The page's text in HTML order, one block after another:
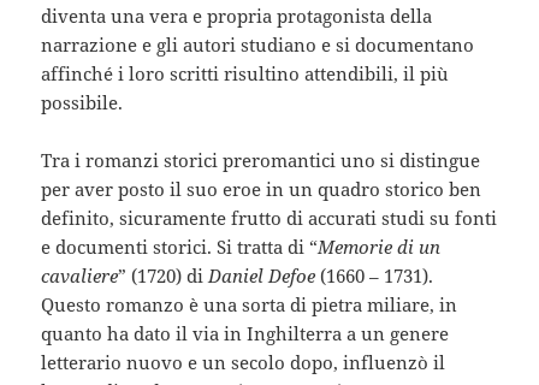
diventa una vera e propria protagonista della
narrazione e gli autori studiano e si documentano
affinché i loro scritti risultino attendibili, il più
possibile.
Tra i romanzi storici preromantici uno si distingue
per aver posto il suo eroe in un quadro storico ben
definito, sicuramente frutto di accurati studi su fonti
e documenti storici. Si tratta di “Memorie di un
cavaliere” (1720) di Daniel Defoe (1660 – 1731).
Questo romanzo è una sorta di pietra miliare, in
quanto ha dato il via in Inghilterra a un genere
letterario nuovo e un secolo dopo, influenzò il